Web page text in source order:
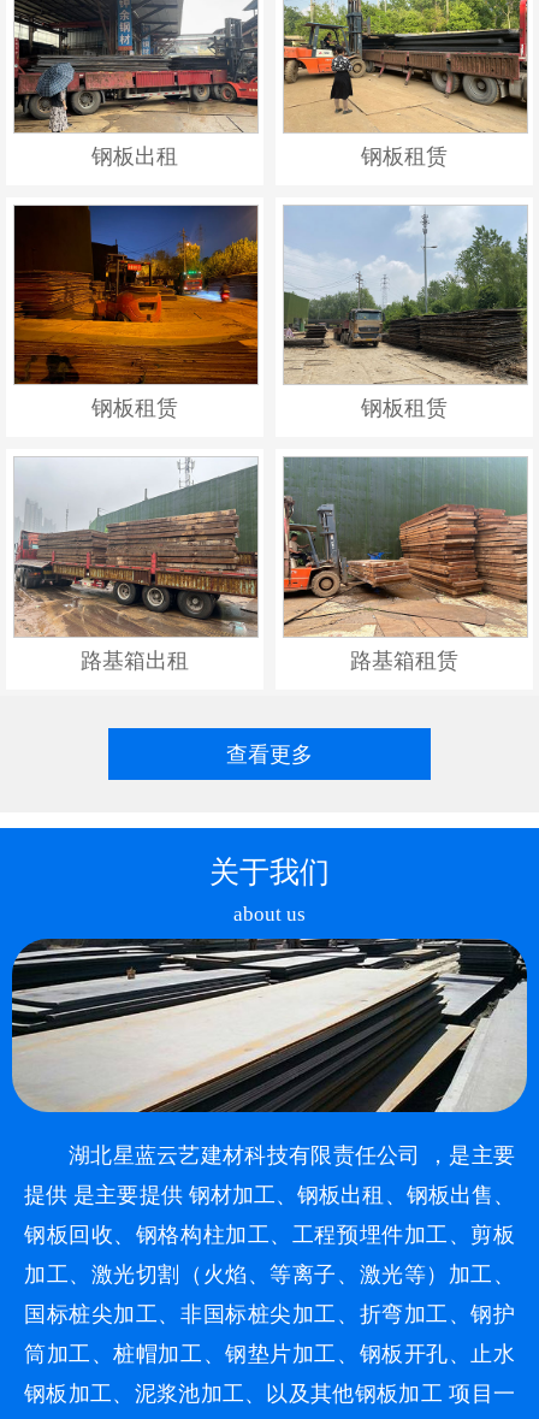
钢板出租 钢板租赁
钢板租赁 钢板租赁
路基箱出租 路基箱租赁
查看更多
关于我们
about us
湖北星蓝云艺建材科技有限责任公司 ，是主要
提供 是主要提供 钢材加工、钢板出租、钢板出售、
钢板回收、钢格构柱加工、工程预埋件加工、剪板
加工、激光切割（火焰、等离子、激光等）加工、
国标桩尖加工、非国标桩尖加工、折弯加工、钢护
筒加工、桩帽加工、钢垫片加工、钢板开孔、止水
钢板加工、泥浆池加工、以及其他钢板加工 项目一